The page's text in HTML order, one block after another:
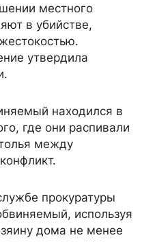
местного
в убийстве,
утвердила
находился в
где они распивали
между
прокуратуры
используя
дома не менее